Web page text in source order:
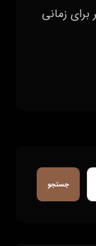
زمانی
جستجو